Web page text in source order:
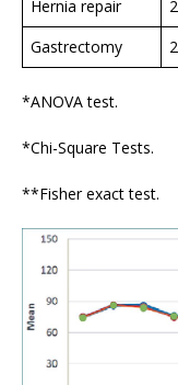
Hernia repair 2
Gastrectomy
2
*ANOVA test.
*Chi-Square Tests.
**Fisher exact test.